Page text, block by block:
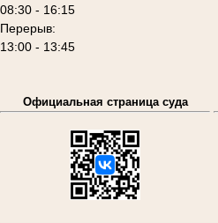
08:30 - 16:15
Перерыв:
13:00 - 13:45
Официальная страница суда